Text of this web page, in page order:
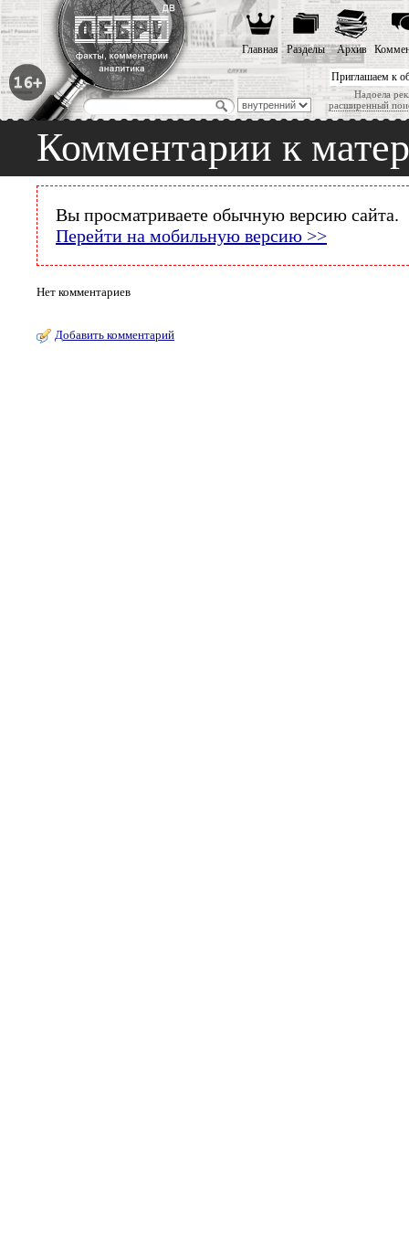
Приглашаем к
Надоела
расширенный
Главная Разделы Архив
Комментарии к
Вы просматриваете обычную версию сайта.
Перейти на мобильную версию >>
Нет комментариев
Добавить комментарий